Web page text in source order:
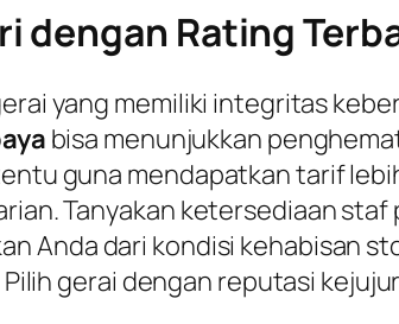
dengan Rating
yang memiliki integritas
bisa menunjukkan
guna mendapatkan tarif
Tanyakan ketersediaan
Anda dari kondisi kehabisan
gerai dengan reputasi